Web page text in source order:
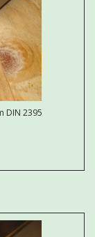
DIN 2395